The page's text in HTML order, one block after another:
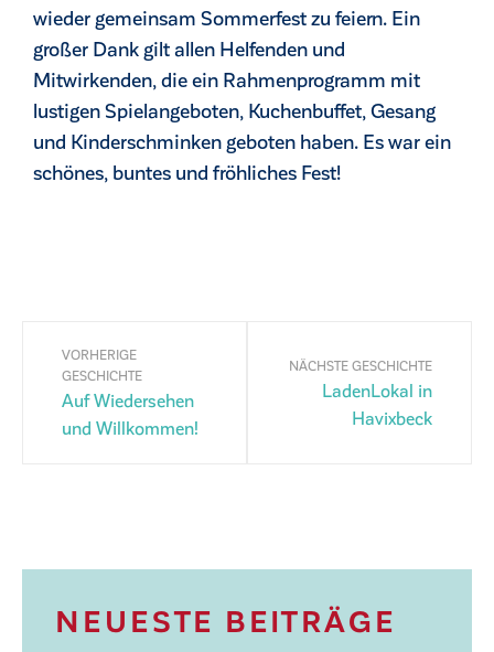
wieder gemeinsam Sommerfest zu feiern. Ein
großer Dank gilt allen Helfenden und
Mitwirkenden, die ein Rahmenprogramm mit
lustigen Spielangeboten, Kuchenbuffet, Gesang
und Kinderschminken geboten haben. Es war ein
schönes, buntes und fröhliches Fest!
VORHERIGE
GESCHICHTE
Auf Wiedersehen
und Willkommen!
NÄCHSTE GESCHICHTE
LadenLokal in
Havixbeck
NEUESTE BEITRÄGE